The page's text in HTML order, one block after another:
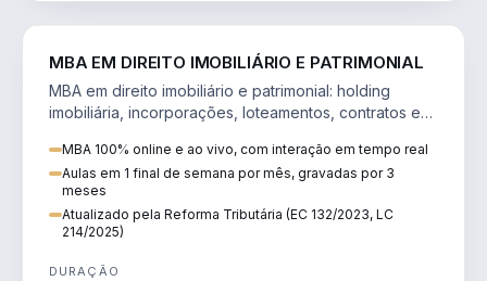
MBA EM DIREITO IMOBILIÁRIO E PATRIMONIAL
MBA em direito imobiliário e patrimonial: holding
imobiliária, incorporações, loteamentos, contratos e
MBA 100% online e ao vivo, com interação em tempo real
Aulas em 1 final de semana por mês, gravadas por 3
meses
Atualizado pela Reforma Tributária (EC 132/2023, LC
214/2025)
DURAÇÃO